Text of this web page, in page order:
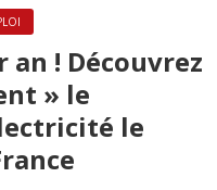
an ! Découvrez
» le
le